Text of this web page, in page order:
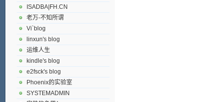
ISADBA|FH.CN
老万-不知所谓
Vi`blog
linxun's blog
运维人生
kindle's blog
e2fsck's blog
Phoenix的实验室
SYSTEMADMIN